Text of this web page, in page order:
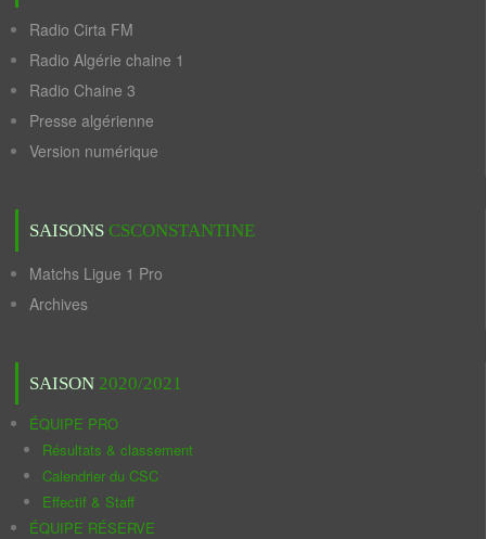
Radio Cirta FM
Radio Algérie chaine 1
Radio Chaine 3
Presse algérienne
Version numérique
SAISONS CSCONSTANTINE
Matchs Ligue 1 Pro
Archives
SAISON 2020/2021
ÉQUIPE PRO
Résultats & classement
Calendrier du CSC
Effectif & Staff
ÉQUIPE RÉSERVE